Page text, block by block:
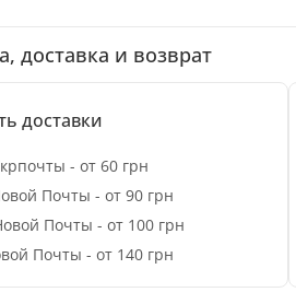
доставка и возврат
доставки
- от 60 грн
Почты - от 90 грн
Почты - от 100 грн
Почты - от 140 грн